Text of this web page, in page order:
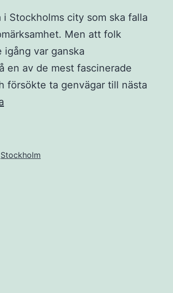
Stockholms city som ska falla
Men att folk
var ganska
en av de mest fascinerade
försökte ta genvägar till nästa
Stockholm